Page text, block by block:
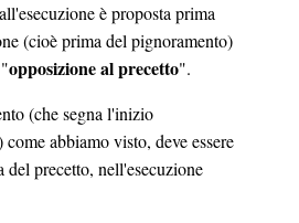
è proposta prima
(cioè prima del pignoramento)
opposizione al precetto".
(che segna l'inizio
abbiamo visto, deve essere
precetto, nell'esecuzione